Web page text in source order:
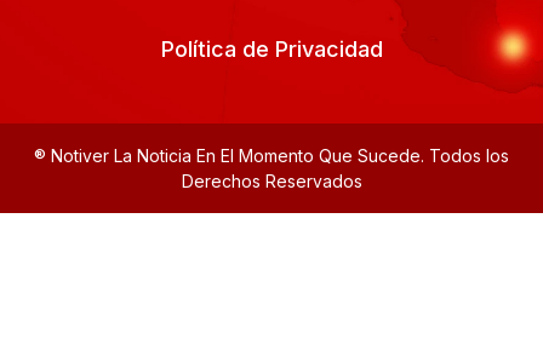
Política de Privacidad
® Notiver La Noticia En El Momento Que Sucede. Todos los
Derechos Reservados